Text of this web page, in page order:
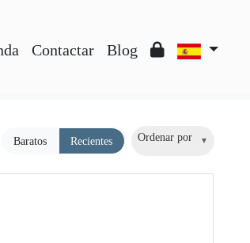
Contactar Blog
Baratos Recientes Ordenar por